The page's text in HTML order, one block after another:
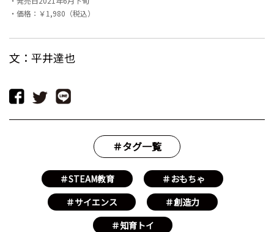
・価格：￥1,980（税込）
文：平井達也
＃タグ一覧
＃STEAM教育
＃おもちゃ
＃サイエンス
＃創造力
＃知育トイ